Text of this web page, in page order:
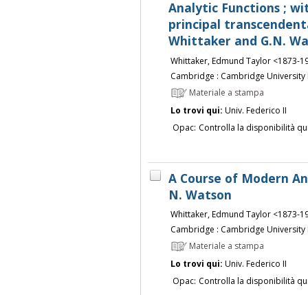
Analytic Functions ;
principal
Whittaker and G.N.
Whittaker, Edmund Taylor <1873-
Cambridge : Cambridge University
Materiale a stampa
Lo trovi qui: Univ. Federico II
Opac: Controlla la disponibilità
A Course of Modern
N. Watson
Whittaker, Edmund Taylor <1873-
Cambridge : Cambridge University
Materiale a stampa
Lo trovi qui: Univ. Federico II
Opac: Controlla la disponibilità